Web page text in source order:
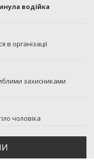
водійка
організації
захисниками
чоловіка